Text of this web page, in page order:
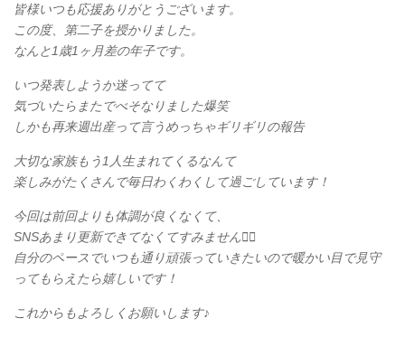
皆様いつも応援ありがとうございます。
この度、第二子を授かりました。
なんと1歳1ヶ月差の年子です。
いつ発表しようか迷ってて
気づいたらまたでべそなりました爆笑
しかも再来週出産って言うめっちゃギリギリの報告
大切な家族もう1人生まれてくるなんて
楽しみがたくさんで毎日わくわくして過ごしています！
今回は前回よりも体調が良くなくて、
SNSあまり更新できてなくてすみません🙇‍♀️
自分のペースでいつも通り頑張っていきたいので暖かい目で見守
ってもらえたら嬉しいです！
これからもよろしくお願いします♪